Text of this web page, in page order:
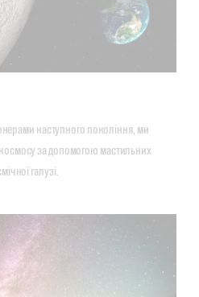
наступного покоління, ми
за допомогою мастильних
галузі.